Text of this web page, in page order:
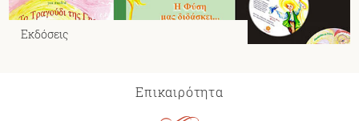
Εκδόσεις
Επικαιρότητα